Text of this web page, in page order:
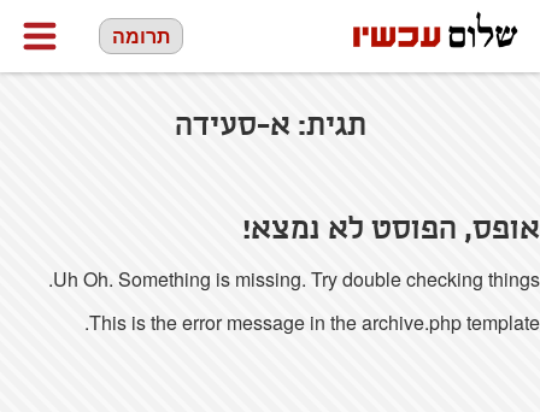
תרומה
תגית: א-סעידה
אופס, הפוסט לא נמצא!
Uh Oh. Something is missing. Try double checking things.
This is the error message in the archive.php template.